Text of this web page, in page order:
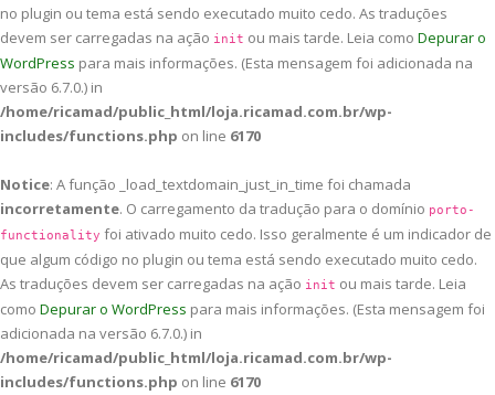
no plugin ou tema está sendo executado muito cedo. As traduções
devem ser carregadas na ação init ou mais tarde. Leia como Depurar o
WordPress para mais informações. (Esta mensagem foi adicionada na
versão 6.7.0.) in
/home/ricamad/public_html/loja.ricamad.com.br/wp-
includes/functions.php on line 6170
Notice: A função _load_textdomain_just_in_time foi chamada
incorretamente. O carregamento da tradução para o domínio porto-
functionality foi ativado muito cedo. Isso geralmente é um indicador de
que algum código no plugin ou tema está sendo executado muito cedo.
As traduções devem ser carregadas na ação init ou mais tarde. Leia
como Depurar o WordPress para mais informações. (Esta mensagem foi
adicionada na versão 6.7.0.) in
/home/ricamad/public_html/loja.ricamad.com.br/wp-
includes/functions.php on line 6170